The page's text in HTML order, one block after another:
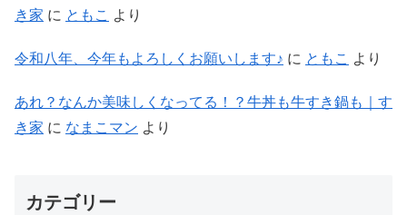
き家 に ともこ より
令和八年、今年もよろしくお願いします♪ に ともこ より
あれ？なんか美味しくなってる！？牛丼も牛すき鍋も｜す
き家 に なまこマン より
カテゴリー